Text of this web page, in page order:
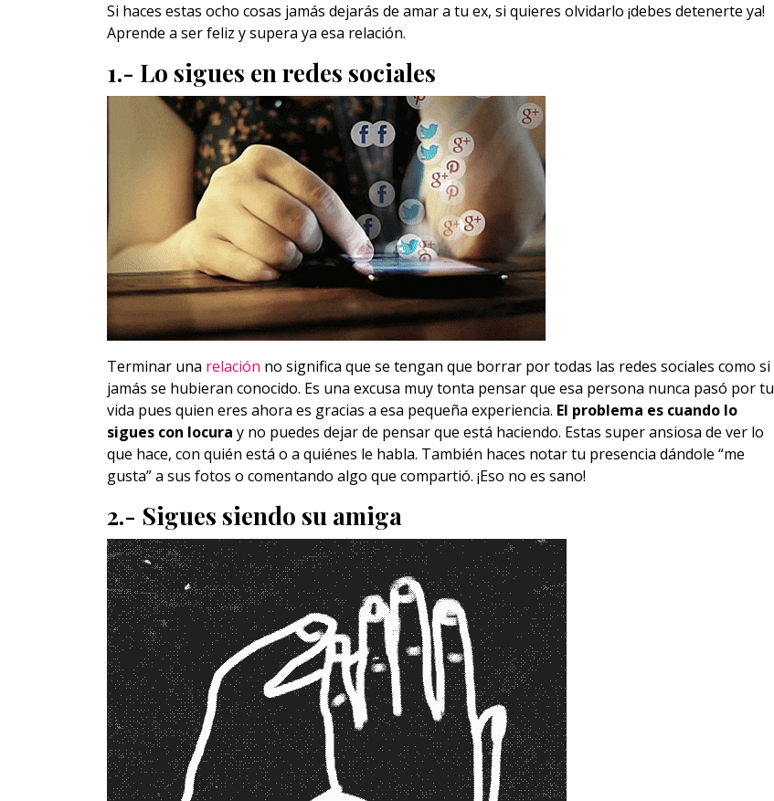
Si haces estas ocho cosas jamás dejarás de amar a tu ex, si quieres olvidarlo ¡debes detenerte ya!
Aprende a ser feliz y supera ya esa relación.
1.- Lo sigues en redes sociales
Terminar una relación no significa que se tengan que borrar por todas las redes sociales como si
jamás se hubieran conocido. Es una excusa muy tonta pensar que esa persona nunca pasó por tu
vida pues quien eres ahora es gracias a esa pequeña experiencia. El problema es cuando lo
sigues con locura y no puedes dejar de pensar que está haciendo. Estas super ansiosa de ver lo
que hace, con quién está o a quiénes le habla. También haces notar tu presencia dándole “me
gusta” a sus fotos o comentando algo que compartió. ¡Eso no es sano!
2.- Sigues siendo su amiga